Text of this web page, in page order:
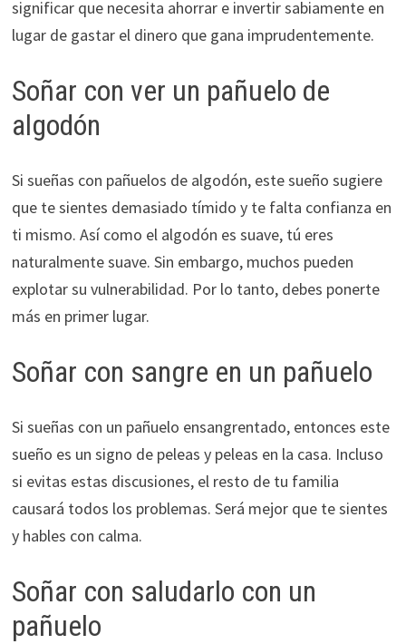
significar que necesita ahorrar e invertir sabiamente en
lugar de gastar el dinero que gana imprudentemente.
Soñar con ver un pañuelo de
algodón
Si sueñas con pañuelos de algodón, este sueño sugiere
que te sientes demasiado tímido y te falta confianza en
ti mismo. Así como el algodón es suave, tú eres
naturalmente suave. Sin embargo, muchos pueden
explotar su vulnerabilidad. Por lo tanto, debes ponerte
más en primer lugar.
Soñar con sangre en un pañuelo
Si sueñas con un pañuelo ensangrentado, entonces este
sueño es un signo de peleas y peleas en la casa. Incluso
si evitas estas discusiones, el resto de tu familia
causará todos los problemas. Será mejor que te sientes
y hables con calma.
Soñar con saludarlo con un
pañuelo